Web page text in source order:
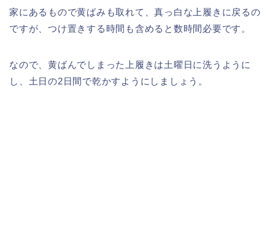
家にあるもので黄ばみも取れて、真っ白な上履きに戻るの
ですが、つけ置きする時間も含めると数時間必要です。
なので、黄ばんでしまった上履きは土曜日に洗うように
し、土日の2日間で乾かすようにしましょう。